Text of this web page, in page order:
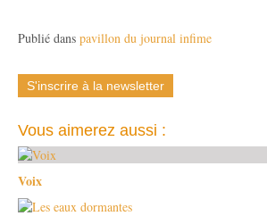
Publié dans pavillon du journal infime
S'inscrire à la newsletter
Vous aimerez aussi :
Voix